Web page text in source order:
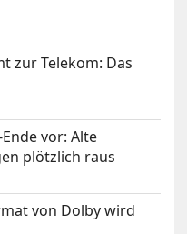
zur Telekom: Das
vor: Alte
plötzlich raus
von Dolby wird